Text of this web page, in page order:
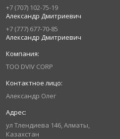
+7 (707) 102-75-19
Александр Дмитриевич
+7 (777) 677-70-85
Александр Дмитриевич
ТОО DVIV CORP
Александр Олег
ул Тлендиева 146, Алматы,
Казахстан